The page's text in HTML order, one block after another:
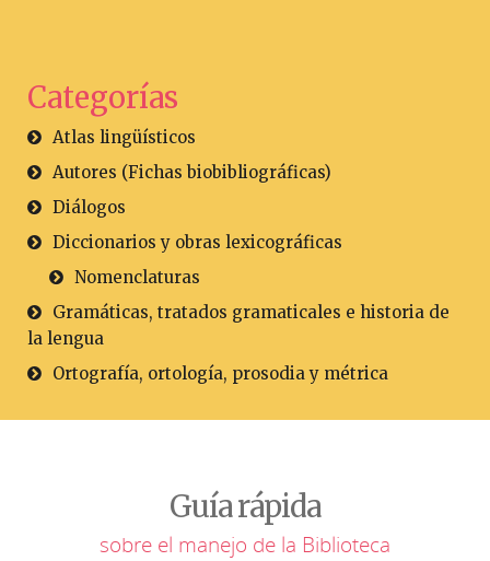
Categorías
Atlas lingüísticos
Autores (Fichas biobibliográficas)
Diálogos
Diccionarios y obras lexicográficas
Nomenclaturas
Gramáticas, tratados gramaticales e historia de
la lengua
Ortografía, ortología, prosodia y métrica
Guía rápida
sobre el manejo de la Biblioteca